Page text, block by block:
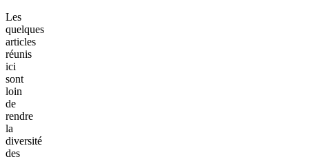
Les
quelques
articles
réunis
ici
sont
loin
de
rendre
la
diversité
des